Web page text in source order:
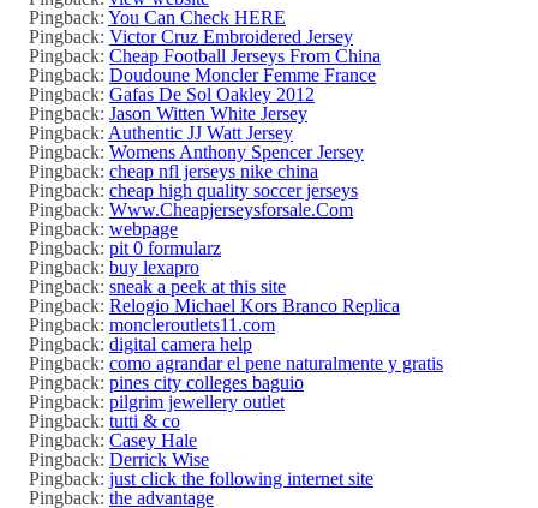
Pingback: You Can Check HERE
Pingback: Victor Cruz Embroidered Jersey
Pingback: Cheap Football Jerseys From China
Pingback: Doudoune Moncler Femme France
Pingback: Gafas De Sol Oakley 2012
Pingback: Jason Witten White Jersey
Pingback: Authentic JJ Watt Jersey
Pingback: Womens Anthony Spencer Jersey
Pingback: cheap nfl jerseys nike china
Pingback: cheap high quality soccer jerseys
Pingback: Www.Cheapjerseysforsale.Com
Pingback: webpage
Pingback: pit 0 formularz
Pingback: buy lexapro
Pingback: sneak a peek at this site
Pingback: Relogio Michael Kors Branco Replica
Pingback: moncleroutlets11.com
Pingback: digital camera help
Pingback: como agrandar el pene naturalmente y gratis
Pingback: pines city colleges baguio
Pingback: pilgrim jewellery outlet
Pingback: tutti & co
Pingback: Casey Hale
Pingback: Derrick Wise
Pingback: just click the following internet site
Pingback: the advantage